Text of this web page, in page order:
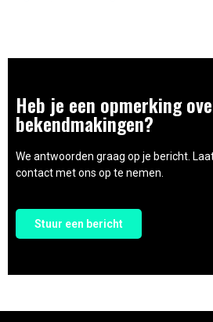
Heb je een opmerking
bekendmakingen?
We antwoorden graag op je bericht.
contact met ons op te nemen.
Stuur een bericht